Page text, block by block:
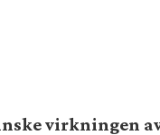
virkningen